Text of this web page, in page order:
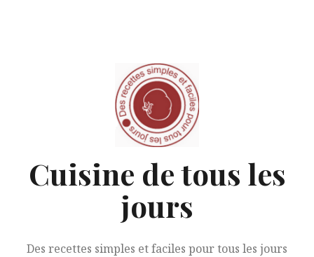
Cuisine de tous les
jours
Des recettes simples et faciles pour tous les jours